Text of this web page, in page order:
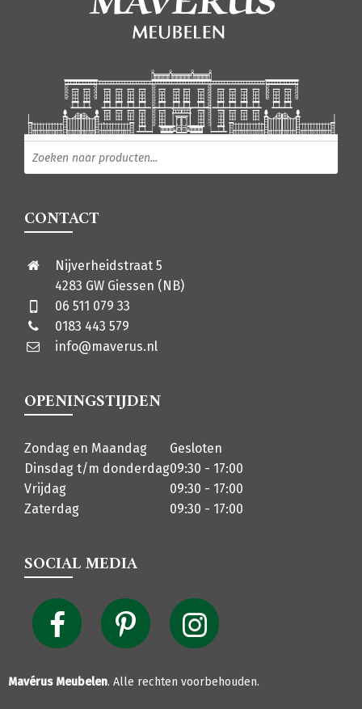
CONTACT
Nijverheidstraat 5
4283 GW Giessen (NB)
06 511 079 33
0183 443 579
info@maverus.nl
OPENINGSTIJDEN
Zondag en Maandag
Gesloten
Dinsdag t/m donderdag09:30 - 17:00
Vrijdag
09:30 - 17:00
Zaterdag
09:30 - 17:00
SOCIAL MEDIA
Mavérus Meubelen. Alle rechten voorbehouden.